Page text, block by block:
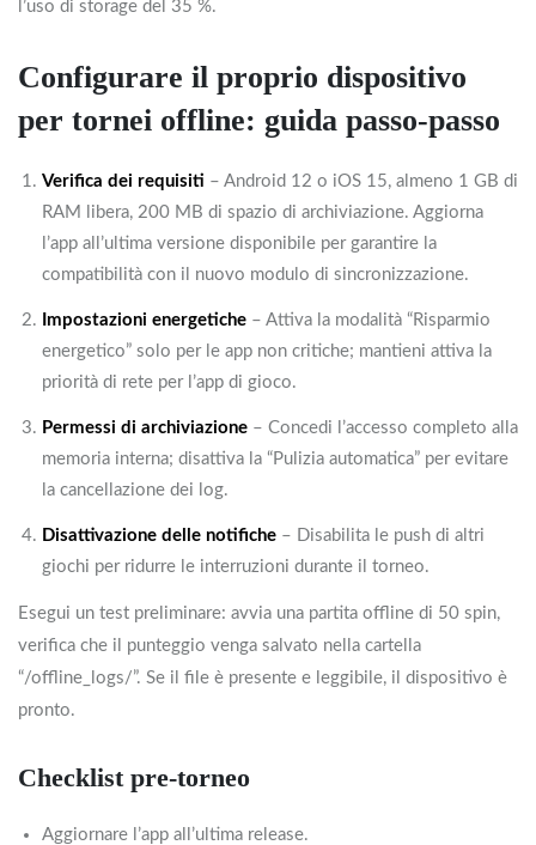
l’uso di storage del 35 %.
Configurare il proprio dispositivo
per tornei offline: guida passo‑passo
Verifica dei requisiti – Android 12 o iOS 15, almeno 1 GB di
RAM libera, 200 MB di spazio di archiviazione. Aggiorna
l’app all’ultima versione disponibile per garantire la
compatibilità con il nuovo modulo di sincronizzazione.
Impostazioni energetiche – Attiva la modalità “Risparmio
energetico” solo per le app non critiche; mantieni attiva la
priorità di rete per l’app di gioco.
Permessi di archiviazione – Concedi l’accesso completo alla
memoria interna; disattiva la “Pulizia automatica” per evitare
la cancellazione dei log.
Disattivazione delle notifiche – Disabilita le push di altri
giochi per ridurre le interruzioni durante il torneo.
Esegui un test preliminare: avvia una partita offline di 50 spin,
verifica che il punteggio venga salvato nella cartella
“/offline_logs/”. Se il file è presente e leggibile, il dispositivo è
pronto.
Checklist pre‑torneo
Aggiornare l’app all’ultima release.